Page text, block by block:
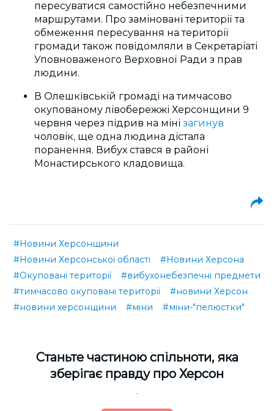
пересуватися самостійно небезпечними
маршрутами. Про заміновані території та
обмеження пересування на території
громади також повідомляли в Секретаріаті
Уповноваженого Верховної Ради з прав
людини.
В Олешківській громаді на тимчасово
окупованому лівобережжі Херсонщини 9
червня через підрив на міні загинув
чоловік, ще одна людина дістала
поранення. Вибух стався в районі
Монастирського кладовища.
#Новини Херсонщини
#Новини Херсонської області
#Новини Херсона
#Окуповані території
#вибухонебезпечні предмети
#тимчасово окуповані території
#новини Херсон
#новини херсонщини
#міни #міни-"пелюстки"
Cтаньте частиною спільноти, яка
зберігає правду про Херсон